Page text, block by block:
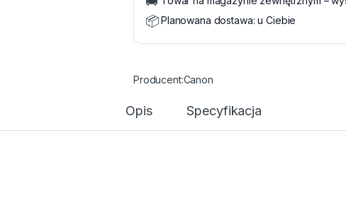
📦Planowana dostawa:u Ciebie
Canon
Opis Specyfikacja